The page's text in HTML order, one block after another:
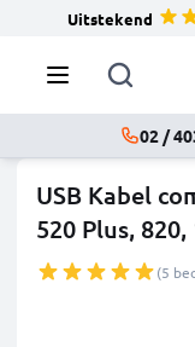
Uitstekend
02 /
USB Kabel
520 Plus, 820,
(5